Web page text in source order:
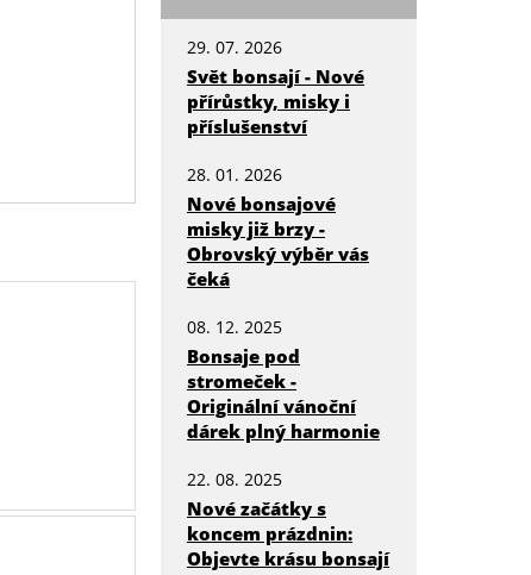
29. 07. 2026
Svět bonsají - Nové
přírůstky, misky i
příslušenství
28. 01. 2026
Nové bonsajové
misky již brzy -
Obrovský výběr vás
čeká
08. 12. 2025
Bonsaje pod
stromeček -
Originální vánoční
dárek plný harmonie
22. 08. 2025
Nové začátky s
koncem prázdnin:
Objevte krásu bonsají